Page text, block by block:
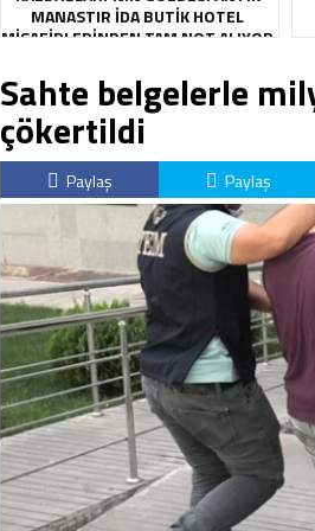
MANASTIR İDA BUTIK HOTEL
MISAFIRLERINDEN TAM NOT ALIYOR
Sahte belgelerle
çökertildi
Paylaş Paylaş